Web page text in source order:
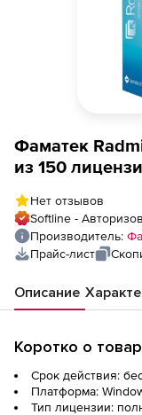
Фаматек
из 150
Нет отзывов
Softline -
Производитель:
Прайс-лист
Описание
Коротко о
Срок действия:
Платформа:
Тип лицензии: